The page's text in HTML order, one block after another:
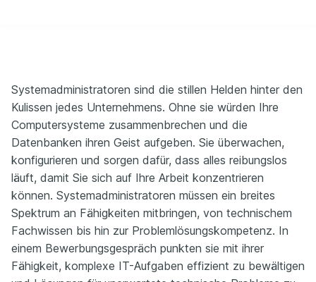
Systemadministratoren sind die stillen Helden hinter den
Kulissen jedes Unternehmens. Ohne sie würden Ihre
Computersysteme zusammenbrechen und die
Datenbanken ihren Geist aufgeben. Sie überwachen,
konfigurieren und sorgen dafür, dass alles reibungslos
läuft, damit Sie sich auf Ihre Arbeit konzentrieren
können. Systemadministratoren müssen ein breites
Spektrum an Fähigkeiten mitbringen, von technischem
Fachwissen bis hin zur Problemlösungskompetenz. In
einem Bewerbungsgespräch punkten sie mit ihrer
Fähigkeit, komplexe IT-Aufgaben effizient zu bewältigen